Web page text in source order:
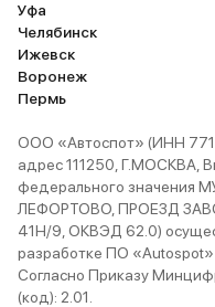
Уфа
Челябинск
Ижевск
Воронеж
Пермь
ООО «Автоспот» (ИНН
адрес 111250, Г.МОСКВА,
федерального
ЛЕФОРТОВО, ПРОЕЗД
41Н/9, ОКВЭД 62.0)
разработке ПО
Согласно Приказу
(код): 2.01.